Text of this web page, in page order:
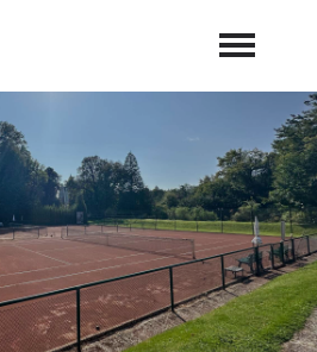
Startseite
Aktuelles
Vorstand
Training